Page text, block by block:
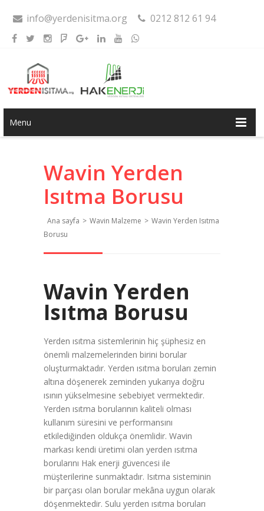
info@yerdenisitma.org 0212 812 61 94
Menu
Wavin Yerden
Isıtma Borusu
Ana sayfa > Wavin Malzeme > Wavin Yerden Isıtma
Borusu
Wavin Yerden
Isıtma Borusu
Yerden ısıtma sistemlerinin hiç şüphesiz en
önemli malzemelerinden birini borular
oluşturmaktadır. Yerden ısıtma boruları zemin
altına döşenerek zeminden yukarıya doğru
ısının yükselmesine sebebiyet vermektedir.
Yerden ısıtma borularının kaliteli olması
kullanım süresini ve performansını
etkilediğinden oldukça önemlidir. Wavin
markası kendi üretimi olan yerden ısıtma
borularını Hak enerji güvencesi ile
müşterilerine sunmaktadır. Isıtma sisteminin
bir parçası olan borular mekâna uygun olarak
döşenmektedir. Sulu yerden ısıtma boruları